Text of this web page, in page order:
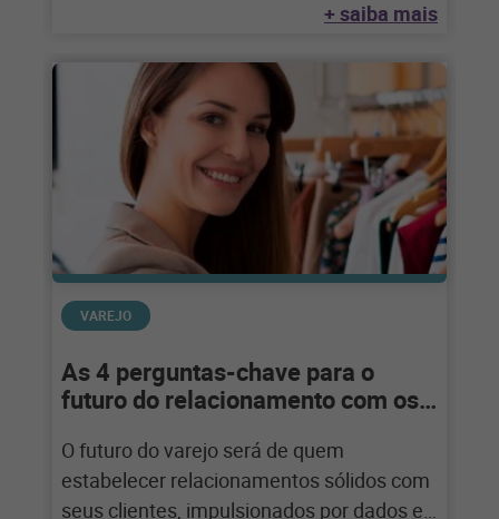
+ saiba mais
VAREJO
As 4 perguntas-chave para o
futuro do relacionamento com os
O futuro do varejo será de quem
estabelecer relacionamentos sólidos com
seus clientes, impulsionados por dados e